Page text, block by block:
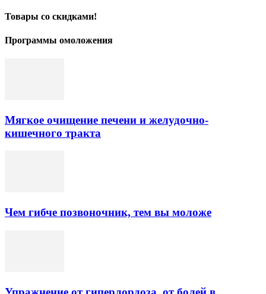
Товары со скидками!
Программы омоложения
Мягкое очищение печени и желудочно-
кишечного тракта
Чем гибче позвоночник, тем вы моложе